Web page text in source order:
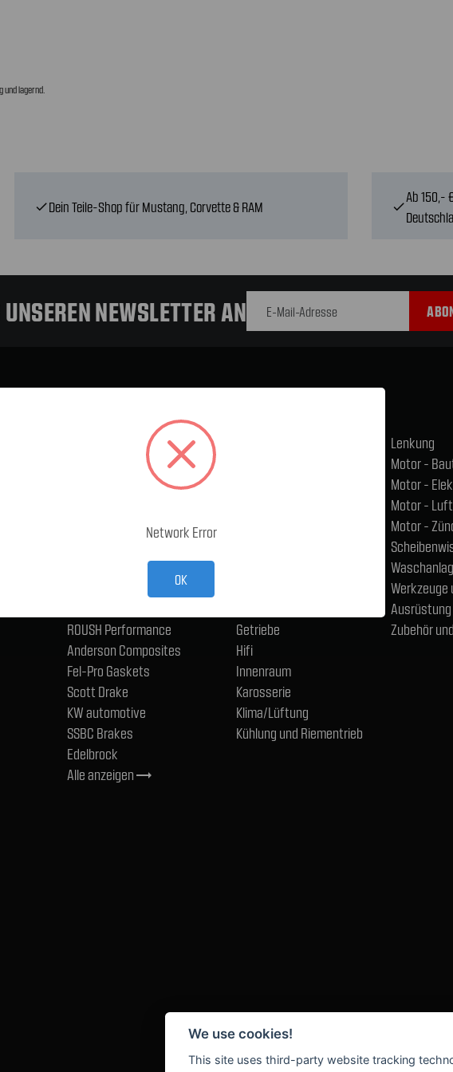
lagernd.
checkDein Teile-Shop für Mustang, Corvette & RAM check
Ab 150,-
NEWSLETTER AN
Ford Performance Racing
ROUSH Performance
Anderson Composites
Fel-Pro Gaskets
Scott Drake
KW automotive
SSBC Brakes
Edelbrock
Alle anzeigentrending_flat
Getriebe
Hifi
Innenraum
Karosserie
Klima/Lüftung
Kühlung und Riementrieb
Lenkung
Motor -
Motor -
Motor -
Motor -
Werkzeuge
Ausrüstung
Zubehör
Network Error
OK
We use cookies!
This site uses third-party website tracking